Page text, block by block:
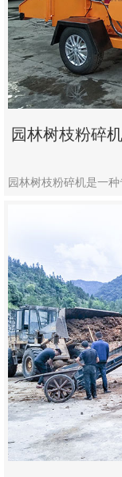
园林树枝粉碎
园林树枝粉碎机是一